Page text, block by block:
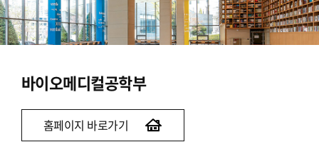
바이오메디컬공학부
홈페이지 바로가기